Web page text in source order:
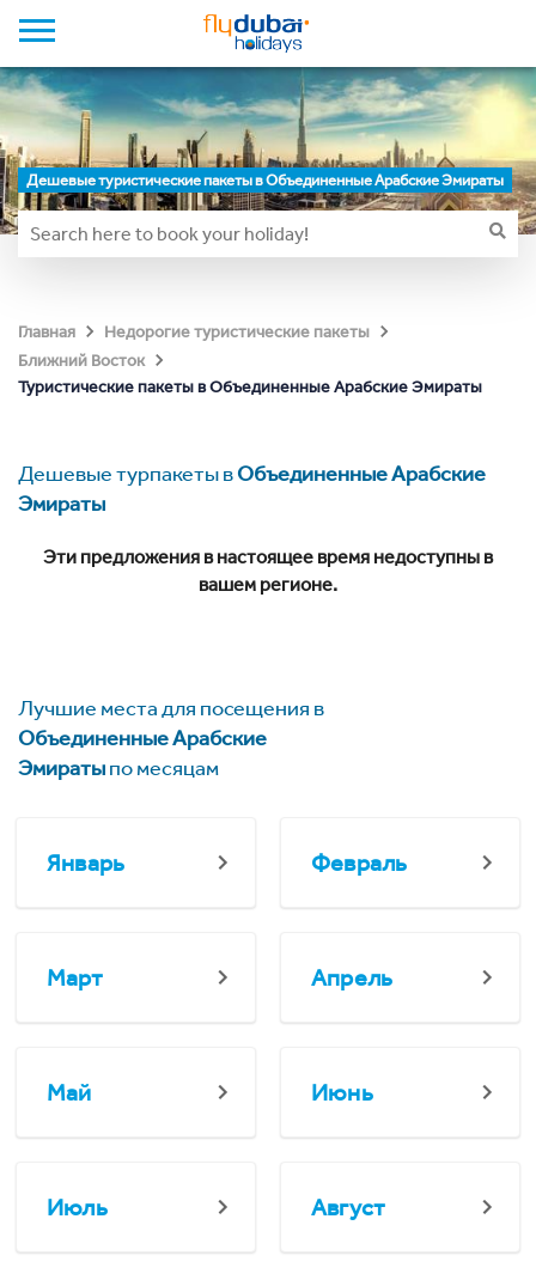
Дешевые туристические пакеты в Объединенные Арабские Эмираты
Главная
Недорогие туристические пакеты
Ближний Восток
Туристические пакеты в Объединенные Арабские Эмираты
Дешевые турпакеты вОбъединенные Арабские
Эмираты
Эти предложения в настоящее время недоступны в
вашем регионе.
Лучшие места для посещения в
Объединенные Арабские
Эмиратыпо месяцам
Январь Февраль
Март Апрель
Май Июнь
Июль Август